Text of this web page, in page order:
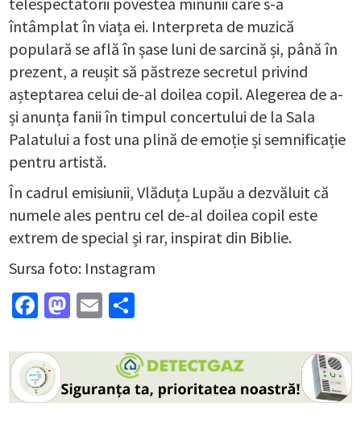
întâmplat în viața ei. Interpreta de muzică
populară se află în șase luni de sarcină și, până în
prezent, a reușit să păstreze secretul privind
așteptarea celui de-al doilea copil. Alegerea de a-
și anunța fanii în timpul concertului de la Sala
Palatului a fost una plină de emoție și semnificație
pentru artistă.
În cadrul emisiunii, Vlăduța Lupău a dezvăluit că
numele ales pentru cel de-al doilea copil este
extrem de special și rar, inspirat din Biblie.
Sursa foto: Instagram
Facebook
Mastodon
Email